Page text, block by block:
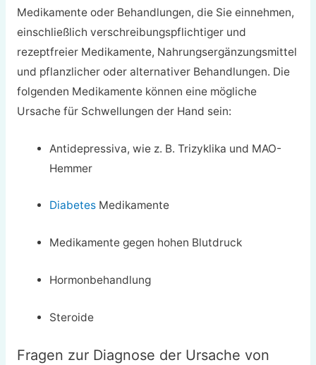
Medikamente oder Behandlungen, die Sie einnehmen,
einschließlich verschreibungspflichtiger und
rezeptfreier Medikamente, Nahrungsergänzungsmittel
und pflanzlicher oder alternativer Behandlungen. Die
folgenden Medikamente können eine mögliche
Ursache für Schwellungen der Hand sein:
Antidepressiva, wie z. B. Trizyklika und MAO-
Hemmer
Diabetes Medikamente
Medikamente gegen hohen Blutdruck
Hormonbehandlung
Steroide
Fragen zur Diagnose der Ursache von